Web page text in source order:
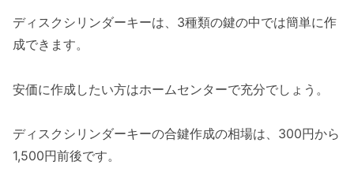
ディスクシリンダーキーは、3種類の鍵の中では簡単に作
成できます。
安価に作成したい方はホームセンターで充分でしょう。
ディスクシリンダーキーの合鍵作成の相場は、300円から
1,500円前後です。